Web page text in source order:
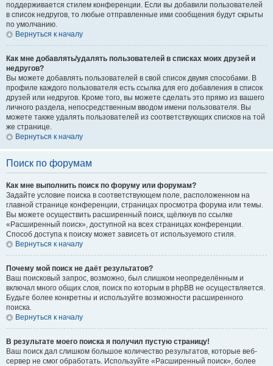
поддерживается стилем конференции. Если вы добавили пользователей
в список недругов, то любые отправленные ими сообщения будут скрыты
по умолчанию.
Вернуться к началу
Как мне добавлять/удалять пользователей в списках моих друзей и
недругов?
Вы можете добавлять пользователей в свой список двумя способами. В
профиле каждого пользователя есть ссылка для его добавления в список
друзей или недругов. Кроме того, вы можете сделать это прямо из вашего
личного раздела, непосредственным вводом имени пользователя. Вы
можете также удалять пользователей из соответствующих списков на той
же странице.
Вернуться к началу
Поиск по форумам
Как мне выполнить поиск по форуму или форумам?
Задайте условие поиска в соответствующем поле, расположенном на
главной странице конференции, страницах просмотра форума или темы.
Вы можете осуществить расширенный поиск, щёлкнув по ссылке
«Расширенный поиск», доступной на всех страницах конференции.
Способ доступа к поиску может зависеть от используемого стиля.
Вернуться к началу
Почему мой поиск не даёт результатов?
Ваш поисковый запрос, возможно, был слишком неопределённым и
включал много общих слов, поиск по которым в phpBB не осуществляется.
Будьте более конкретны и используйте возможности расширенного
поиска.
Вернуться к началу
В результате моего поиска я получил пустую страницу!
Ваш поиск дал слишком большое количество результатов, которые веб-
сервер не смог обработать. Используйте «Расширенный поиск», более